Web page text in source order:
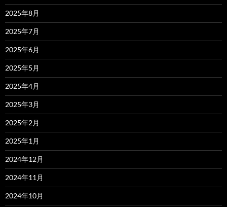
2025年8月
2025年7月
2025年6月
2025年5月
2025年4月
2025年3月
2025年2月
2025年1月
2024年12月
2024年11月
2024年10月